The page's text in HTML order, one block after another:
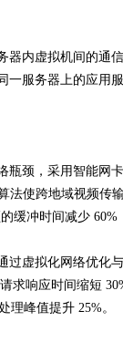
器内虚拟机间的通
一服务器上的应用
颈，采用智能网
法使跨地域视频
缓冲时间减少
过虚拟化网络优化
求响应时间缩短
理峰值提升 25%。